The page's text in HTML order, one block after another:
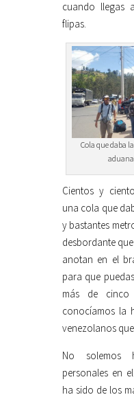
cuando llegas
flipas.
Cola que daba
Cientos y
una cola que
y bastantes
desbordante
anotan en el
para que
más de
conocíamos la
venezolanos
No solemos
personales en
ha sido de los